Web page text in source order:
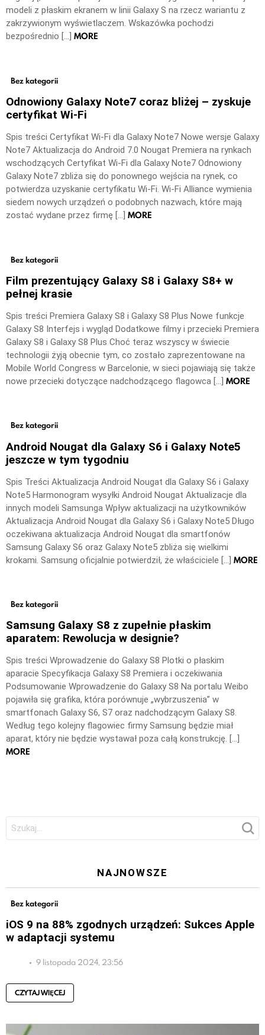
modeli z płaskim ekranem w linii Galaxy S na rzecz wariantu z
zakrzywionym wyświetlaczem. Wskazówka pochodzi
bezpośrednio […] MORE
Bez kategorii
Odnowiony Galaxy Note7 coraz bliżej – zyskuje
certyfikat Wi-Fi
Spis treści Certyfikat Wi-Fi dla Galaxy Note7 Nowe wersje Galaxy
Note7 Aktualizacja do Android 7.0 Nougat Premiera na rynkach
wschodzących Certyfikat Wi-Fi dla Galaxy Note7 Odnowiony
Galaxy Note7 zbliża się do ponownego wejścia na rynek, co
potwierdza uzyskanie certyfikatu Wi-Fi. Wi-Fi Alliance wymienia
siedem nowych urządzeń o podobnych nazwach, które mają
zostać wydane przez firmę […] MORE
Bez kategorii
Film prezentujący Galaxy S8 i Galaxy S8+ w
pełnej krasie
Spis treści Premiera Galaxy S8 i Galaxy S8 Plus Nowe funkcje
Galaxy S8 Interfejs i wygląd Dodatkowe filmy i przecieki Premiera
Galaxy S8 i Galaxy S8 Plus Choć teraz wszyscy w świecie
technologii żyją obecnie tym, co zostało zaprezentowane na
Mobile World Congress w Barcelonie, w sieci pojawiają się także
nowe przecieki dotyczące nadchodzącego flagowca […] MORE
Bez kategorii
Android Nougat dla Galaxy S6 i Galaxy Note5
jeszcze w tym tygodniu
Spis Treści Aktualizacja Android Nougat dla Galaxy S6 i Galaxy
Note5 Harmonogram wysyłki Android Nougat Aktualizacje dla
innych modeli Samsunga Wpływ aktualizacji na użytkowników
Aktualizacja Android Nougat dla Galaxy S6 i Galaxy Note5 Długo
oczekiwana aktualizacja Android Nougat dla smartfonów
Samsung Galaxy S6 oraz Galaxy Note5 zbliża się wielkimi
krokami. Samsung oficjalnie potwierdził, że właściciele […] MORE
Bez kategorii
Samsung Galaxy S8 z zupełnie płaskim
aparatem: Rewolucja w designie?
Spis treści Wprowadzenie do Galaxy S8 Plotki o płaskim
aparacie Specyfikacja Galaxy S8 Premiera i oczekiwania
Podsumowanie Wprowadzenie do Galaxy S8 Na portalu Weibo
pojawiła się grafika, która porównuje „wybrzuszenia” w
smartfonach Galaxy S6, S7 oraz nadchodzącym Galaxy S8.
Według tego kolejny flagowiec firmy Samsung będzie miał
aparat, który nie będzie wystawał poza całą konstrukcję. […]
MORE
Szukaj:
NAJNOWSZE
Bez kategorii
iOS 9 na 88% zgodnych urządzeń: Sukces Apple
w adaptacji systemu
9 listopada 2024, 23:56
CZYTAJ WIĘCEJ